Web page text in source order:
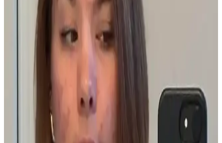
Asya güzellik ürünleri, gözden saça, cilt bakımından doğal
yöntemlere kadar yenilikçi ve etkili çözümler sunar. Geleneksel ve
modern ürünlerin birleşimi, farklı bakım ihtiyaçlarına hitap eder.
PCOS Kaynaklı Çene Tüyleri ve Cilt Sorunları:
Tedavi ve Bakım Yöntemleri
Polikistik Over Sendromu (PCOS) nedeniyle çene bölgesinde
oluşan kalın tüyler, batık kıllar ve cilt lekeleri için elektroloji, lazer
epilasyon ve uygun cilt bakımı yöntemleri detaylı şekilde ele
Gözenek Görünümünü Azaltmak İçin Asya Güzellik
Ürünleri ve Bakım Yöntemleri